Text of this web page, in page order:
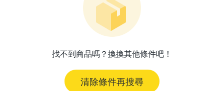
找不到商品嗎？換換其他條件吧！
清除條件再搜尋